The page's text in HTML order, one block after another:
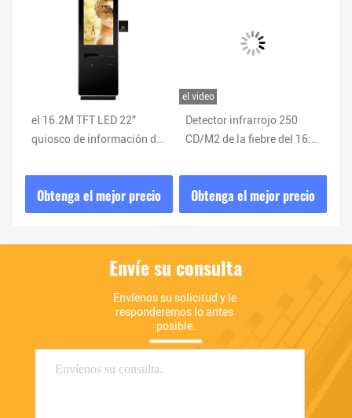
el 16.2M TFT LED 22"
quiosco de información de
300CD/M2
Obtenga el mejor precio
el video
Detector infrarrojo 250
CD/M2 de la fiebre del 16:9
de servicio del uno mismo
de 21,5 pulgadas
Obtenga el mejor precio
Envíe su consulta
Envíenos su solicitud y le
responderemos lo antes
posible.